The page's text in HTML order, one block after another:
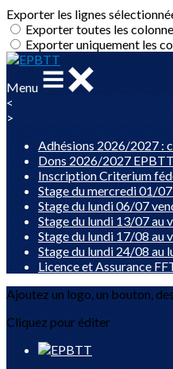
Exporter les lignes
Exporter toutes les
Exporter uniquement les
Menu
<
>
Adhésions 2026/2027 :
Dons 2026/2027 EPBTT
Inscription Criterium
Stage du mercredi 01/
Stage du lundi 06/07
Stage du lundi 13/07 au
Stage du lundi 17/08 au
Stage du lundi 24/08 au
Licence et Assurance
Ajoutez un logo, un bouton,
Cliquez pour éditer